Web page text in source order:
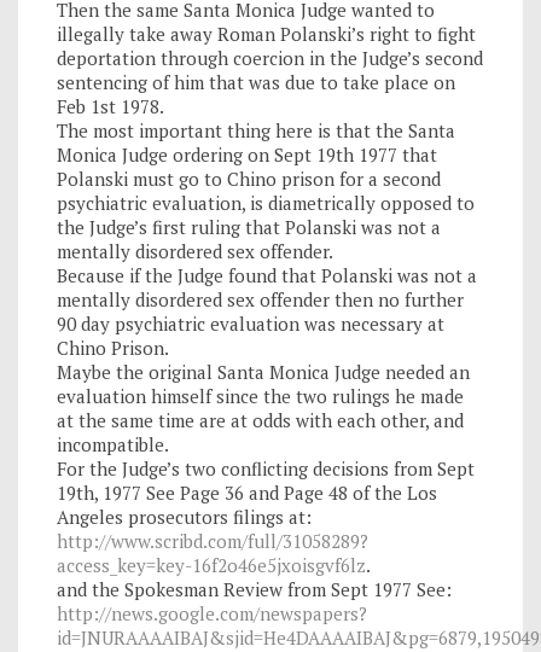
Then the same Santa Monica Judge wanted to
illegally take away Roman Polanski’s right to fight
deportation through coercion in the Judge’s second
sentencing of him that was due to take place on
Feb 1st 1978.
The most important thing here is that the Santa
Monica Judge ordering on Sept 19th 1977 that
Polanski must go to Chino prison for a second
psychiatric evaluation, is diametrically opposed to
the Judge’s first ruling that Polanski was not a
mentally disordered sex offender.
Because if the Judge found that Polanski was not a
mentally disordered sex offender then no further
90 day psychiatric evaluation was necessary at
Chino Prison.
Maybe the original Santa Monica Judge needed an
evaluation himself since the two rulings he made
at the same time are at odds with each other, and
incompatible.
For the Judge’s two conflicting decisions from Sept
19th, 1977 See Page 36 and Page 48 of the Los
Angeles prosecutors filings at:
http://www.scribd.com/full/31058289?
access_key=key-16f2o46e5jxoisgvf6lz.
and the Spokesman Review from Sept 1977 See:
http://news.google.com/newspapers?